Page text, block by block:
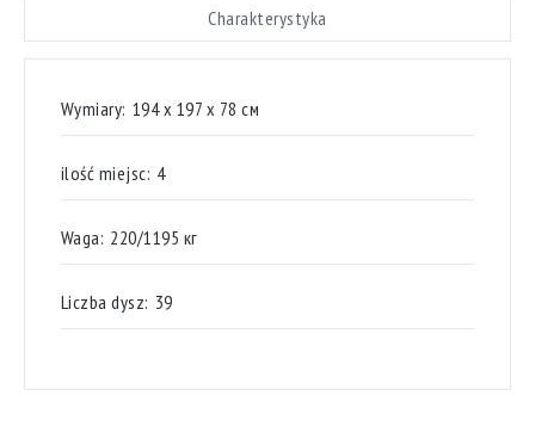
Charakterystyka
Wymiary: 194 х 197 х 78 см
ilość miejsc: 4
Waga: 220/1195 кг
Liczba dysz: 39